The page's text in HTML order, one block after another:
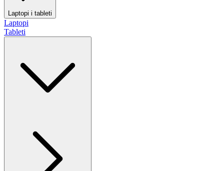
Laptopi i tableti
Laptopi
Tableti